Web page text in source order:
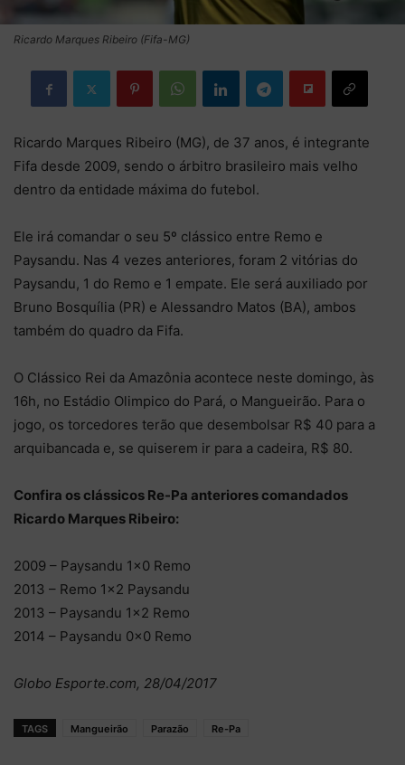
Ricardo Marques Ribeiro (Fifa-MG)
Ricardo Marques Ribeiro (MG), de 37 anos, é integrante
Fifa desde 2009, sendo o árbitro brasileiro mais velho
dentro da entidade máxima do futebol.
Ele irá comandar o seu 5º clássico entre Remo e
Paysandu. Nas 4 vezes anteriores, foram 2 vitórias do
Paysandu, 1 do Remo e 1 empate. Ele será auxiliado por
Bruno Bosquília (PR) e Alessandro Matos (BA), ambos
também do quadro da Fifa.
O Clássico Rei da Amazônia acontece neste domingo, às
16h, no Estádio Olimpico do Pará, o Mangueirão. Para o
jogo, os torcedores terão que desembolsar R$ 40 para a
arquibancada e, se quiserem ir para a cadeira, R$ 80.
Confira os clássicos Re-Pa anteriores comandados
Ricardo Marques Ribeiro:
2009 – Paysandu 1×0 Remo
2013 – Remo 1×2 Paysandu
2013 – Paysandu 1×2 Remo
2014 – Paysandu 0×0 Remo
Globo Esporte.com, 28/04/2017
TAGS Mangueirão Parazão Re-Pa